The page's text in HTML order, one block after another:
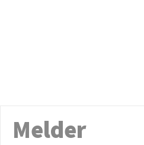
Melder